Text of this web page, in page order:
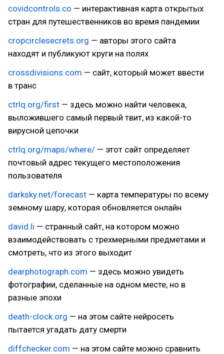
covidcontrols.co — интерактивная карта открытых
стран для путешественников во время пандемии
cropcirclesecrets.org — авторы этого сайта
находят и публикуют круги на полях
crossdivisions.com — сайт, который может ввести
в транс
ctrlq.org/first — здесь можно найти человека,
выложившего самый первый твит, из какой-то
вирусной цепочки
ctrlq.org/maps/where/ — этот сайт определяет
почтовый адрес текущего местоположения
пользователя
darksky.net/forecast — карта температуры по всему
земному шару, которая обновляется онлайн
david.li — странный сайт, на котором можно
взаимодействовать с трехмерными предметами и
смотреть, что из этого выходит
dearphotograph.com — здесь можно увидеть
фотографии, сделанные на одном месте, но в
разные эпохи
death-clock.org — на этом сайте нейросеть
пытается угадать дату смерти
diffchecker.com — на этом сайте можно сравнить